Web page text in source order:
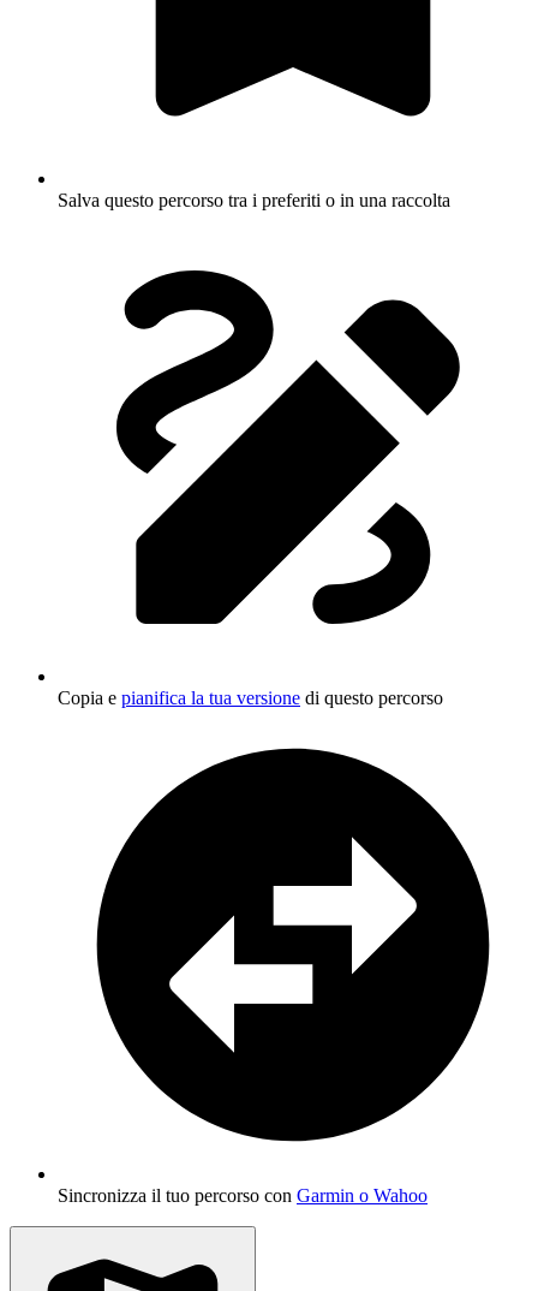
Salva questo percorso tra i preferiti o in una raccolta
Copia e pianifica la tua versione di questo percorso
Sincronizza il tuo percorso con Garmin o Wahoo